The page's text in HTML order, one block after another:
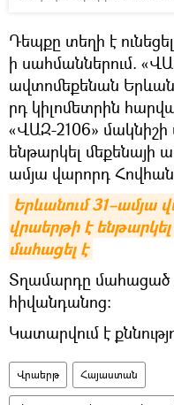
Դեպքը տեղի է
ի սահմաններում.
ավտոմեքենան
րդ կիլոմետրին
«ՎԱԶ-2106»
ենթարկել մեքենայի
ամյա վարորդ
Երևանում 31–ամյա
վրաերթի է
մահացել է
Տղամարդը մահացած
հիվանդանոց:
Կատարվում է
Վրաերթ Հայաստան